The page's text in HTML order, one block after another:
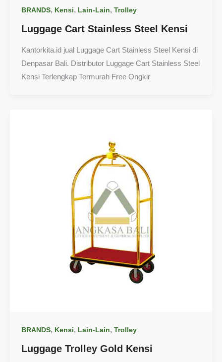
BRANDS, Kensi, Lain-Lain, Trolley
Luggage Cart Stainless Steel Kensi
Kantorkita.id jual Luggage Cart Stainless Steel Kensi di
Denpasar Bali. Distributor Luggage Cart Stainless Steel
Kensi Terlengkap Termurah Free Ongkir
BRANDS, Kensi, Lain-Lain, Trolley
Luggage Trolley Gold Kensi